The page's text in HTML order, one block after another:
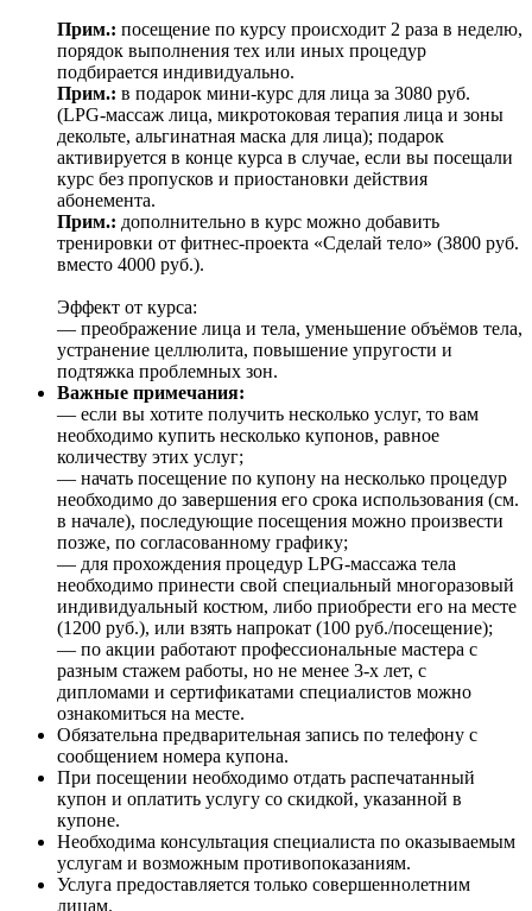
Прим.: посещение по курсу происходит 2 раза в неделю,
порядок выполнения тех или иных процедур
подбирается индивидуально.
Прим.: в подарок мини-курс для лица за 3080 руб.
(LPG-массаж лица, микротоковая терапия лица и зоны
декольте, альгинатная маска для лица); подарок
активируется в конце курса в случае, если вы посещали
курс без пропусков и приостановки действия
абонемента.
Прим.: дополнительно в курс можно добавить
тренировки от фитнес-проекта «Сделай тело» (3800 руб.
вместо 4000 руб.).
Эффект от курса:
— преображение лица и тела, уменьшение объёмов тела,
устранение целлюлита, повышение упругости и
подтяжка проблемных зон.
Важные примечания:
— если вы хотите получить несколько услуг, то вам
необходимо купить несколько купонов, равное
количеству этих услуг;
— начать посещение по купону на несколько процедур
необходимо до завершения его срока использования (см.
в начале), последующие посещения можно произвести
позже, по согласованному графику;
— для прохождения процедур LPG-массажа тела
необходимо принести свой специальный многоразовый
индивидуальный костюм, либо приобрести его на месте
(1200 руб.), или взять напрокат (100 руб./посещение);
— по акции работают профессиональные мастера с
разным стажем работы, но не менее 3-х лет, с
дипломами и сертификатами специалистов можно
ознакомиться на месте.
Обязательна предварительная запись по телефону с
сообщением номера купона.
При посещении необходимо отдать распечатанный
купон и оплатить услугу со скидкой, указанной в
купоне.
Необходима консультация специалиста по оказываемым
услугам и возможным противопоказаниям.
Услуга предоставляется только совершеннолетним
лицам.